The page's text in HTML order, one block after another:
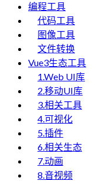
编程工具
代码工具
图像工具
文件转换
Vue3生态工具
1.Web UI库
2.移动UI库
3.相关工具
4.可视化
5.插件
6.相关生态
7.动画
8.音视频